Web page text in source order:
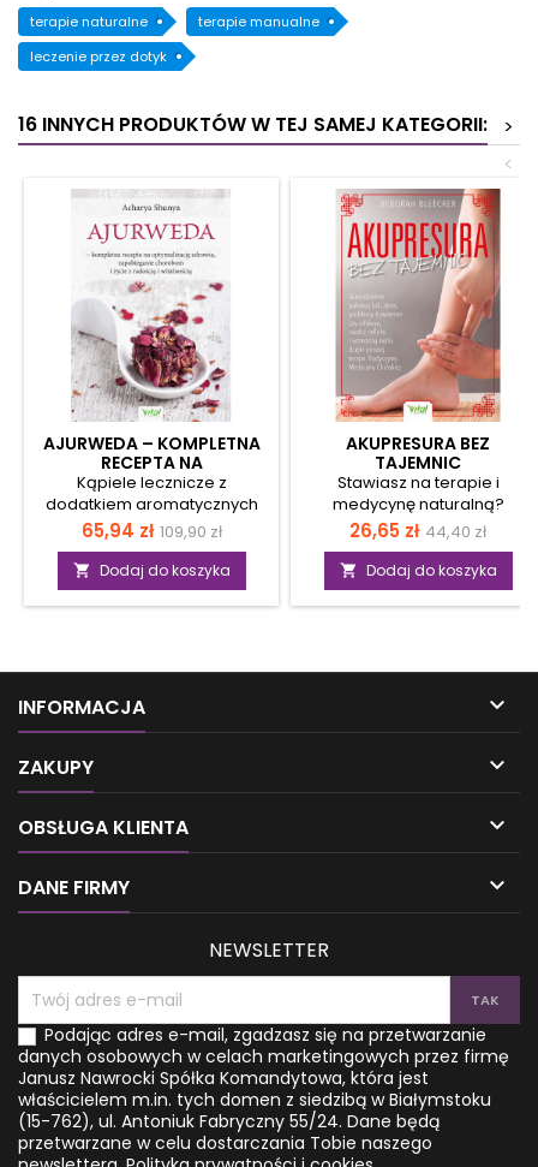
terapie naturalne
terapie manualne
leczenie przez dotyk
16 INNYCH PRODUKTÓW W TEJ SAMEJ KATEGORII:
>
<
AJURWEDA – KOMPLETNA
RECEPTA NA
OPTYMALIZACJĘ ZDROWIA,
ZAPOBIEGANIE CHOROBOM
I ŻYCIE Z RADOŚCIĄ I
WITALNOŚCIĄ
Kąpiele lecznicze z
dodatkiem aromatycznych
kwiatów i olejków
eterycznych. Masaż
abhayanga przy użyciu
ciepłego oleju do ciała.
Ajurwedyjska maseczka
powitanie słońca.
Relaksująca medytacja i
pranajama. Ajurwedyjska
zioła i przyprawy. To tylko
kilka terapii, które
staroindyjska medycyna
naturalna. Dzięki tej książce
subtelnej energii, która
kształtuje twoje...
Cena
65,94 zł Cena
podstawowa
109,90 zł
 Dodaj do koszyka
AKUPRESURA BEZ
TAJEMNIC
Stawiasz na terapie i
medycynę naturalną?
Interesujesz się Tradycyjną
Medycyną Chińską? Jeśli
chciałbyś dowiedzieć się, jak
stosować akupresurę
samodzielnie, sięgnij po tę
sposób omawia tajniki tej
metody leczenia przez dotyk.
wykorzystuje w zwalczaniu
układem trawiennym. Jest też
doskonałym sposobem na
Cena
26,65 zł Cena
44,40 zł
 Dodaj do koszyka
INFORMACJA 
ZAKUPY 
OBSŁUGA KLIENTA 
DANE FIRMY 
NEWSLETTER
Podając adres e-mail, zgadzasz się na przetwarzanie
danych osobowych w celach marketingowych przez firmę
Janusz Nawrocki Spółka Komandytowa, która jest
właścicielem m.in. tych domen z siedzibą w Białymstoku
(15-762), ul. Antoniuk Fabryczny 55/24. Dane będą
przetwarzane w celu dostarczania Tobie naszego